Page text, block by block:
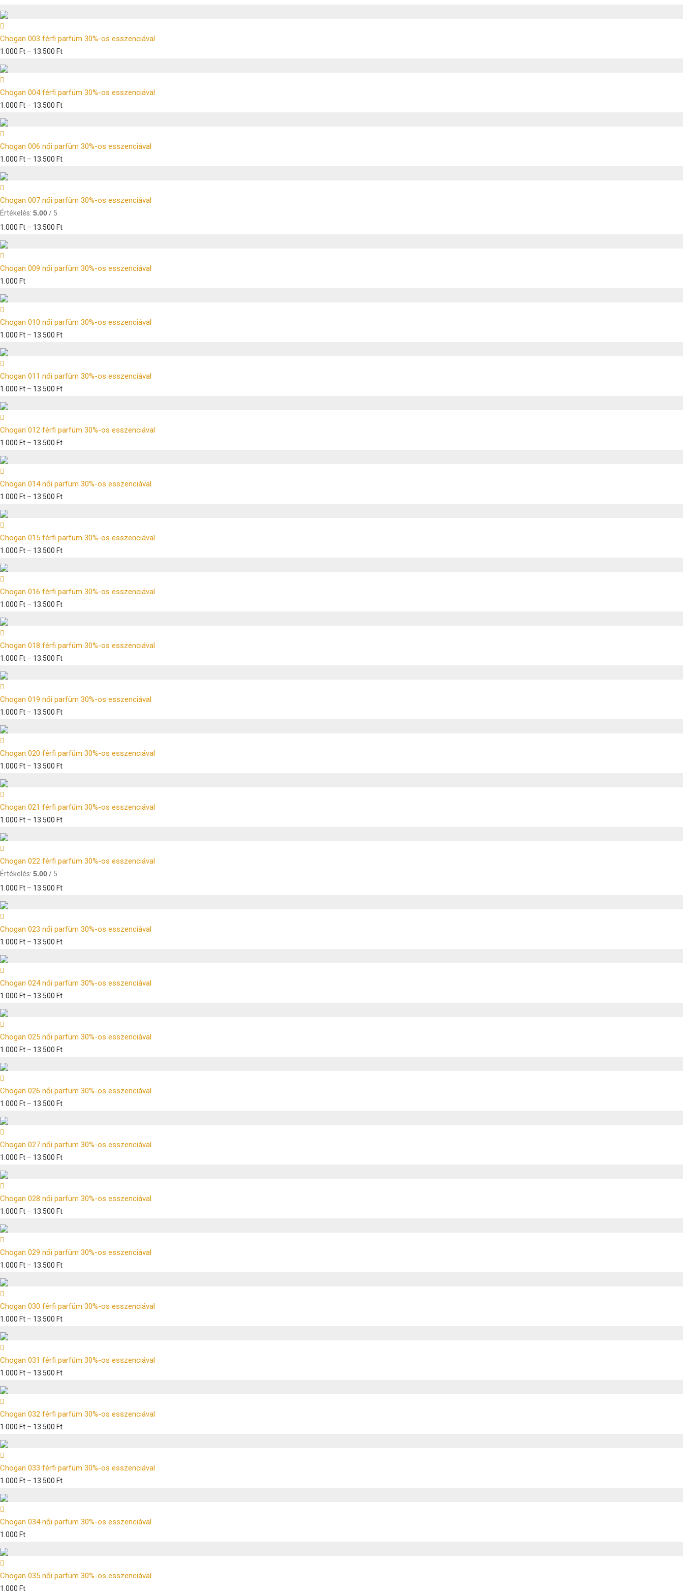
Chogan 003 férfi parfüm 30%-os esszenciával
1.000 Ft – 13.500 Ft
Chogan 004 férfi parfüm 30%-os esszenciával
1.000 Ft – 13.500 Ft
Chogan 006 női parfüm 30%-os esszenciával
1.000 Ft – 13.500 Ft
Chogan 007 női parfüm 30%-os esszenciával
Értékelés: 5.00 / 5
1.000 Ft – 13.500 Ft
Chogan 009 női parfüm 30%-os esszenciával
1.000 Ft
Chogan 010 női parfüm 30%-os esszenciával
1.000 Ft – 13.500 Ft
Chogan 011 női parfüm 30%-os esszenciával
1.000 Ft – 13.500 Ft
Chogan 012 férfi parfüm 30%-os esszenciával
1.000 Ft – 13.500 Ft
Chogan 014 női parfüm 30%-os esszenciával
1.000 Ft – 13.500 Ft
Chogan 015 férfi parfüm 30%-os esszenciával
1.000 Ft – 13.500 Ft
Chogan 016 férfi parfüm 30%-os esszenciával
1.000 Ft – 13.500 Ft
Chogan 018 férfi parfüm 30%-os esszenciával
1.000 Ft – 13.500 Ft
Chogan 019 női parfüm 30%-os esszenciával
1.000 Ft – 13.500 Ft
Chogan 020 férfi parfüm 30%-os esszenciával
1.000 Ft – 13.500 Ft
Chogan 021 férfi parfüm 30%-os esszenciával
1.000 Ft – 13.500 Ft
Chogan 022 férfi parfüm 30%-os esszenciával
Értékelés: 5.00 / 5
1.000 Ft – 13.500 Ft
Chogan 023 női parfüm 30%-os esszenciával
1.000 Ft – 13.500 Ft
Chogan 024 női parfüm 30%-os esszenciával
1.000 Ft – 13.500 Ft
Chogan 025 női parfüm 30%-os esszenciával
1.000 Ft – 13.500 Ft
Chogan 026 női parfüm 30%-os esszenciával
1.000 Ft – 13.500 Ft
Chogan 027 női parfüm 30%-os esszenciával
1.000 Ft – 13.500 Ft
Chogan 028 női parfüm 30%-os esszenciával
1.000 Ft – 13.500 Ft
Chogan 029 női parfüm 30%-os esszenciával
1.000 Ft – 13.500 Ft
Chogan 030 férfi parfüm 30%-os esszenciával
1.000 Ft – 13.500 Ft
Chogan 031 férfi parfüm 30%-os esszenciával
1.000 Ft – 13.500 Ft
Chogan 032 férfi parfüm 30%-os esszenciával
1.000 Ft – 13.500 Ft
Chogan 033 férfi parfüm 30%-os esszenciával
1.000 Ft – 13.500 Ft
Chogan 034 női parfüm 30%-os esszenciával
1.000 Ft
Chogan 035 női parfüm 30%-os esszenciával
1.000 Ft